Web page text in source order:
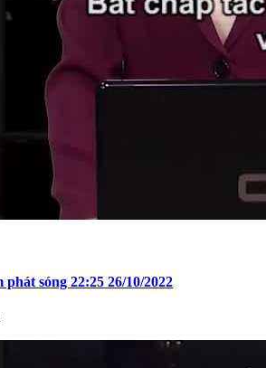
sóng 22:25 26/10/2022